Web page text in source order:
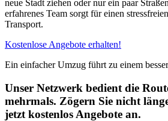
neue Stadt ziehen oder nur ein paar
erfahrenes Team sorgt für einen
Transport.
Kostenlose Angebote erhalten!
Ein einfacher Umzug führt zu einem
Unser Netzwerk bedient die
mehrmals. Zögern Sie nicht
jetzt kostenlos Angebote an.